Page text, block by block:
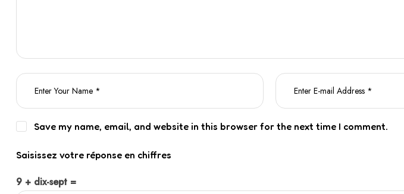
Save my name, email, and website in this browser for the next time I comment.
Saisissez votre réponse en chiffres
9 + dix-sept =